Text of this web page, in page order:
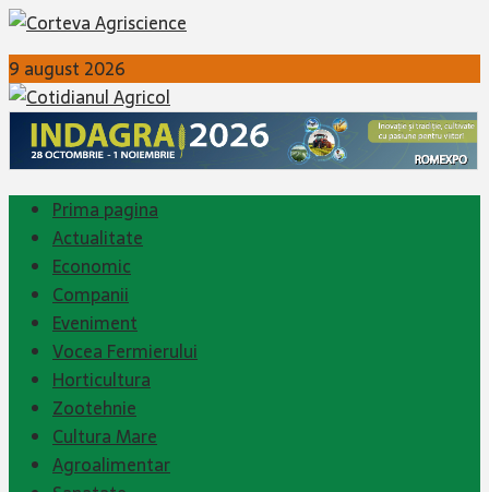
9 august 2026
Prima pagina
Actualitate
Economic
Companii
Eveniment
Vocea Fermierului
Horticultura
Zootehnie
Cultura Mare
Agroalimentar